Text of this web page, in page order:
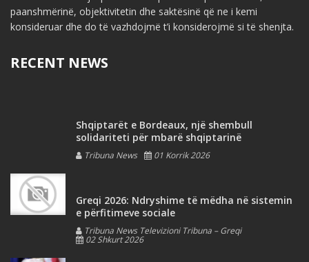
paanshmërinë, objektivitetin dhe saktësinë që ne i kemi
konsideruar dhe do të vazhdojmë t’i konsiderojmë si të shenjta.
RECENT NEWS
Shqiptarët e Bordeaux, një shembull
solidariteti për mbarë shqiptarinë
Tribuna News 01 Korrik 2026
Greqi 2026: Ndryshime të mëdha në sistemin
e përfitimeve sociale
Tribuna News Televizioni Tribuna – Greqi
02 Shkurt 2026